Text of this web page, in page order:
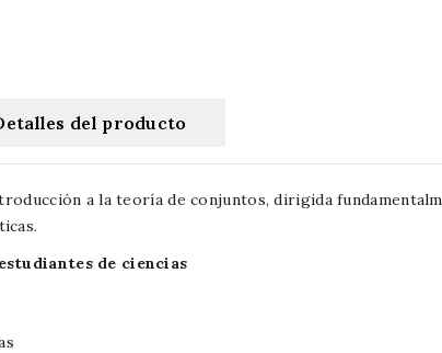
del producto
a la teoría de conjuntos, dirigida
de ciencias